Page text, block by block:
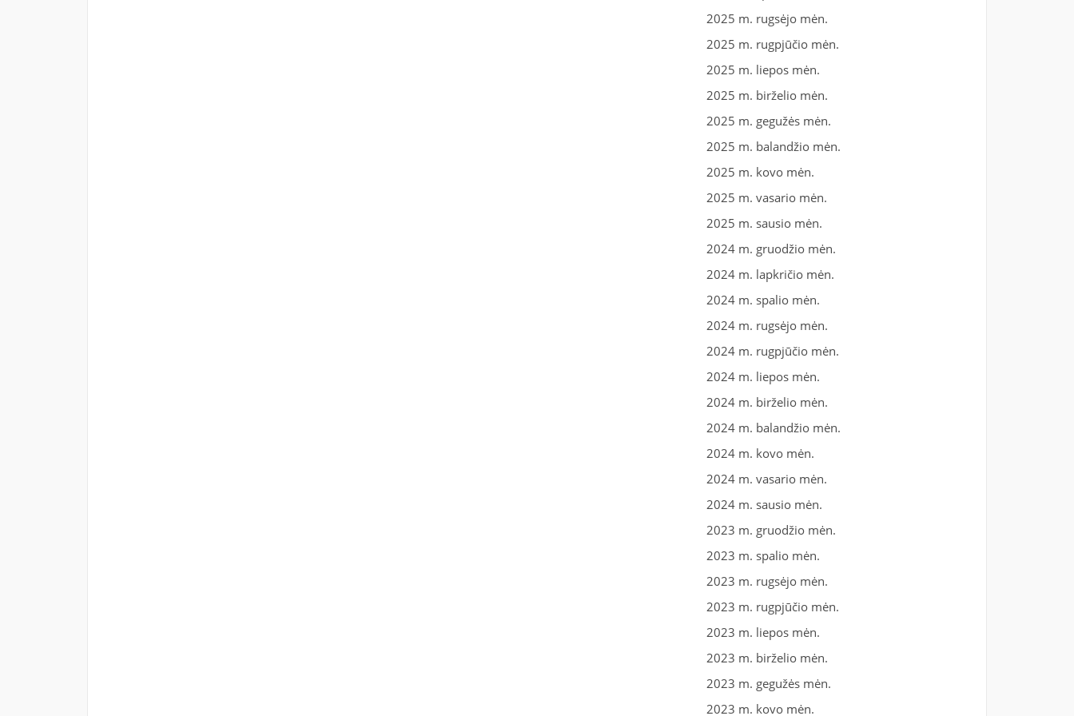
2025 m. rugsėjo mėn.
2025 m. rugpjūčio mėn.
2025 m. liepos mėn.
2025 m. birželio mėn.
2025 m. gegužės mėn.
2025 m. balandžio mėn.
2025 m. kovo mėn.
2025 m. vasario mėn.
2025 m. sausio mėn.
2024 m. gruodžio mėn.
2024 m. lapkričio mėn.
2024 m. spalio mėn.
2024 m. rugsėjo mėn.
2024 m. rugpjūčio mėn.
2024 m. liepos mėn.
2024 m. birželio mėn.
2024 m. balandžio mėn.
2024 m. kovo mėn.
2024 m. vasario mėn.
2024 m. sausio mėn.
2023 m. gruodžio mėn.
2023 m. spalio mėn.
2023 m. rugsėjo mėn.
2023 m. rugpjūčio mėn.
2023 m. liepos mėn.
2023 m. birželio mėn.
2023 m. gegužės mėn.
2023 m. kovo mėn.